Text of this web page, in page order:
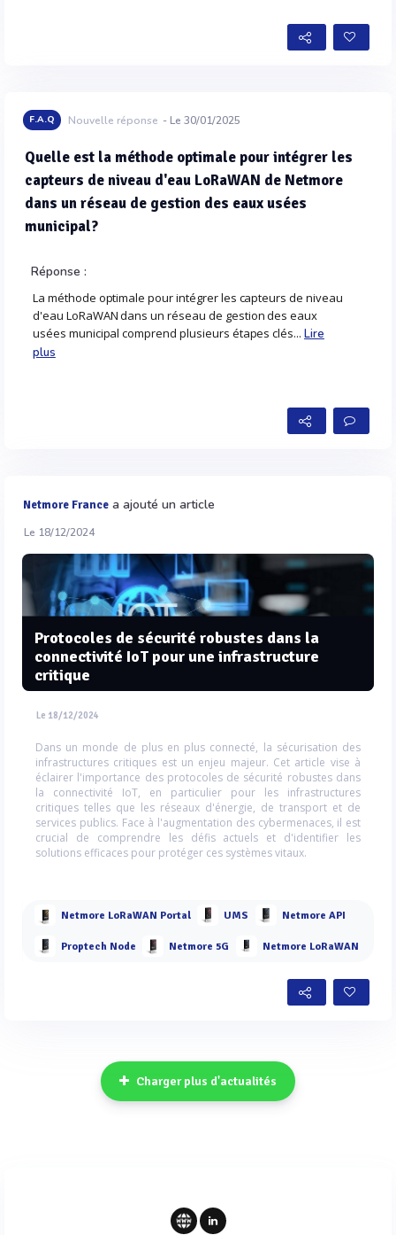
F.A.Q Nouvelle réponse - Le 30/01/2025
Quelle est la méthode optimale pour intégrer les
capteurs de niveau d'eau LoRaWAN de Netmore
dans un réseau de gestion des eaux usées
municipal?
Réponse :
La méthode optimale pour intégrer les capteurs de niveau
d'eau LoRaWAN dans un réseau de gestion des eaux
usées municipal comprend plusieurs étapes clés...Lire
plus
Netmore France a ajouté un article
Le 18/12/2024
Protocoles de sécurité robustes dans la
connectivité IoT pour une infrastructure
critique
Le 18/12/2024
Dans un monde de plus en plus connecté, la sécurisation des
infrastructures critiques est un enjeu majeur. Cet article vise à
éclairer l'importance des protocoles de sécurité robustes dans
la connectivité IoT, en particulier pour les infrastructures
critiques telles que les réseaux d'énergie, de transport et de
services publics. Face à l'augmentation des cybermenaces, il est
crucial de comprendre les défis actuels et d'identifier les
solutions efficaces pour protéger ces systèmes vitaux.
Netmore LoRaWAN Portal UMS Netmore API
Proptech Node Netmore 5G Netmore LoRaWAN
Charger plus d'actualités